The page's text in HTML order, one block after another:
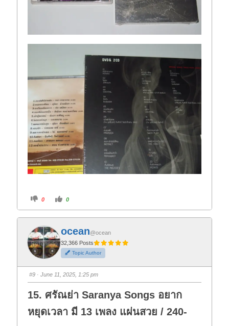
C
i
f
o
r
t
h
u
m
d
o
n
.
0
C
i
o
t
h
u
m
u
p
0
ocean@ocean
32,366 Posts
Topic Author
#9 · June 11, 2025, 1:25 pm
15. ศรัณย่า Saranya Songs อยาก
หยุดเวลา มี 13 เพลง แผ่นสวย / 240-